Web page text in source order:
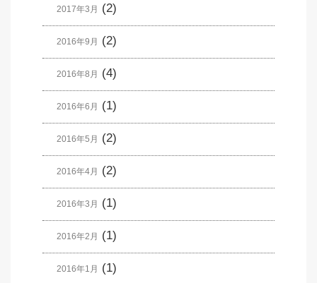
2017年3月 (2)
2016年9月 (2)
2016年8月 (4)
2016年6月 (1)
2016年5月 (2)
2016年4月 (2)
2016年3月 (1)
2016年2月 (1)
2016年1月 (1)